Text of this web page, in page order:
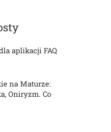
aplikacji FAQ
na Maturze:
Oniryzm. Co